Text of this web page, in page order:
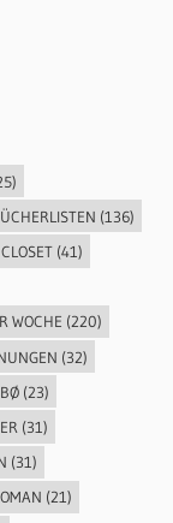
(136)
(41)
WOCHE (220)
(32)
(23)
(31)
(31)
(21)